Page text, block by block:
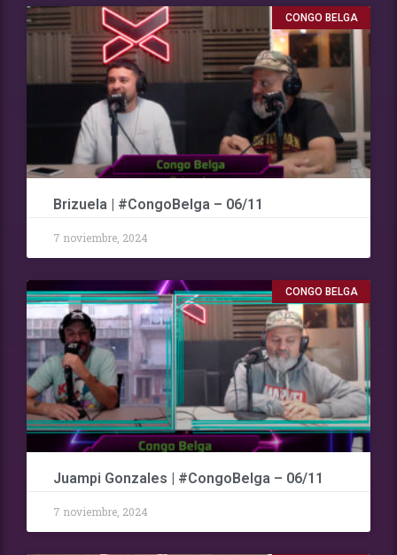
CONGO BELGA
Brizuela | #CongoBelga – 06/11
7 noviembre, 2024
CONGO BELGA
Juampi Gonzales | #CongoBelga – 06/11
7 noviembre, 2024